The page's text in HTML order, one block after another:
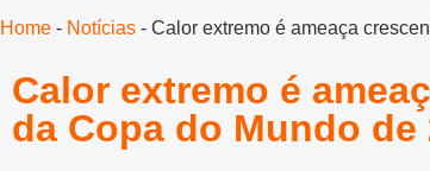
Home - Notícias - Calor extremo é ameaça
Calor extremo é
da Copa do Mundo